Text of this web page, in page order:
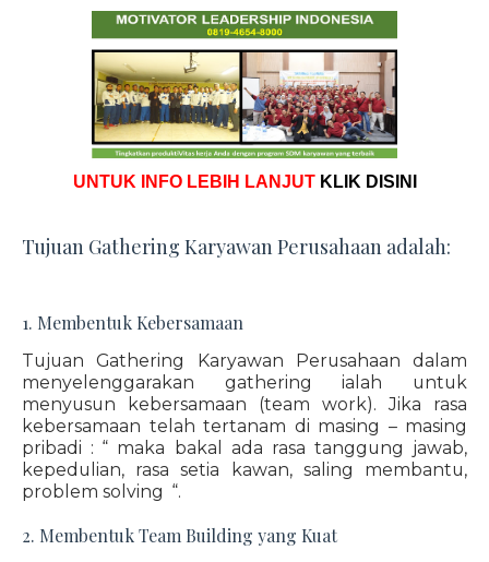
UNTUK INFO LEBIH LANJUT KLIK DISINI
Tujuan Gathering Karyawan Perusahaan adalah:
1. Membentuk Kebersamaan
Tujuan Gathering Karyawan Perusahaan dalam
menyelenggarakan gathering ialah untuk
menyusun kebersamaan (team work). Jika rasa
kebersamaan telah tertanam di masing – masing
pribadi : “ maka bakal ada rasa tanggung jawab,
kepedulian, rasa setia kawan, saling membantu,
problem solving “.
2. Membentuk Team Building yang Kuat